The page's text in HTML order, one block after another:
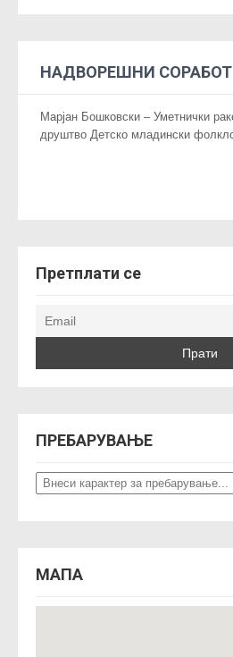
НАДВОРЕШНИ
Марјан Бошковски – Уметнички
друштво Детско младински
Претплати се
ПРЕБАРУВАЊЕ
МАПА